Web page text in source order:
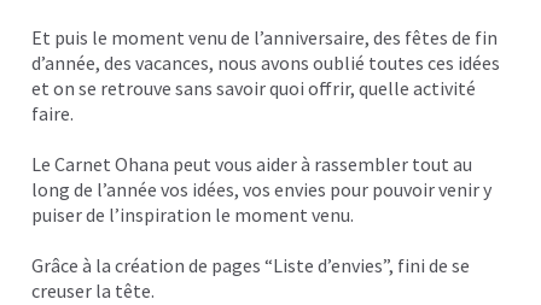
Et puis le moment venu de l’anniversaire, des fêtes de fin
d’année, des vacances, nous avons oublié toutes ces idées
et on se retrouve sans savoir quoi offrir, quelle activité
faire.
Le Carnet Ohana peut vous aider à rassembler tout au
long de l’année vos idées, vos envies pour pouvoir venir y
puiser de l’inspiration le moment venu.
Grâce à la création de pages “Liste d’envies”, fini de se
creuser la tête.